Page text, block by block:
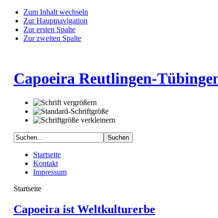
Zum Inhalt wechseln
Zur Hauptnavigation
Zur ersten Spalte
Zur zweiten Spalte
Capoeira Reutlingen-
Startseite
Kontakt
Impressum
Startseite
Capoeira ist Weltkulturerbe